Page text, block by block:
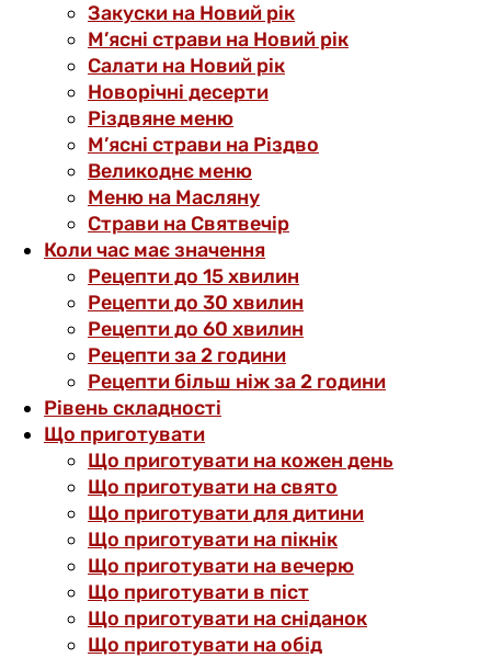
Закуски на Новий рік
М’ясні страви на Новий рік
Салати на Новий рік
Новорічні десерти
Різдвяне меню
М’ясні страви на Різдво
Великоднє меню
Меню на Масляну
Страви на Святвечір
Коли час має значення
Рецепти до 15 хвилин
Рецепти до 30 хвилин
Рецепти до 60 хвилин
Рецепти за 2 години
Рецепти більш ніж за 2 години
Рівень складності
Що приготувати
Що приготувати на кожен день
Що приготувати на свято
Що приготувати для дитини
Що приготувати на пікнік
Що приготувати на вечерю
Що приготувати в піст
Що приготувати на сніданок
Що приготувати на обід